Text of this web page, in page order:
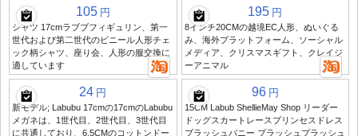
105 円
シャツ 17cmラブブフィギュリン、第一
世代および第二世代のビニール人形チェ
ック柄シャツ、座り会、人形の服交換に
適しています
195 円
8インチ20CMの越境EC人形、ぬいぐる
み、海外プラットフォーム、ソーシャル
メディア、クリスマスギフト、クレイジ
ーアニマル
24 円
新モデル; Labubu 17cmの17cmのLabubu
メガネは、1世代目、2世代目、3世代目
に共通しており、6.5CMのコットンドー
96 円
15CM Labub ShellieMay Shop リーダー
ドッグスカートレースプリンセスドレス
プラッシュバニー プラッシュプラッシュ